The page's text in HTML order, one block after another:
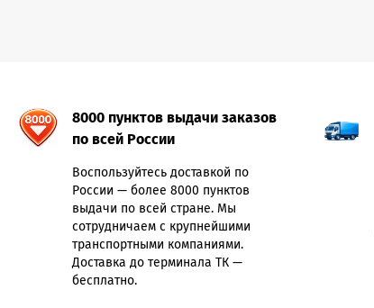
8000 пунктов выдачи заказов
по всей России
Воспользуйтесь доставкой по
России — более 8000 пунктов
выдачи по всей стране. Мы
сотрудничаем с крупнейшими
транспортными компаниями.
Доставка до терминала ТК —
бесплатно.